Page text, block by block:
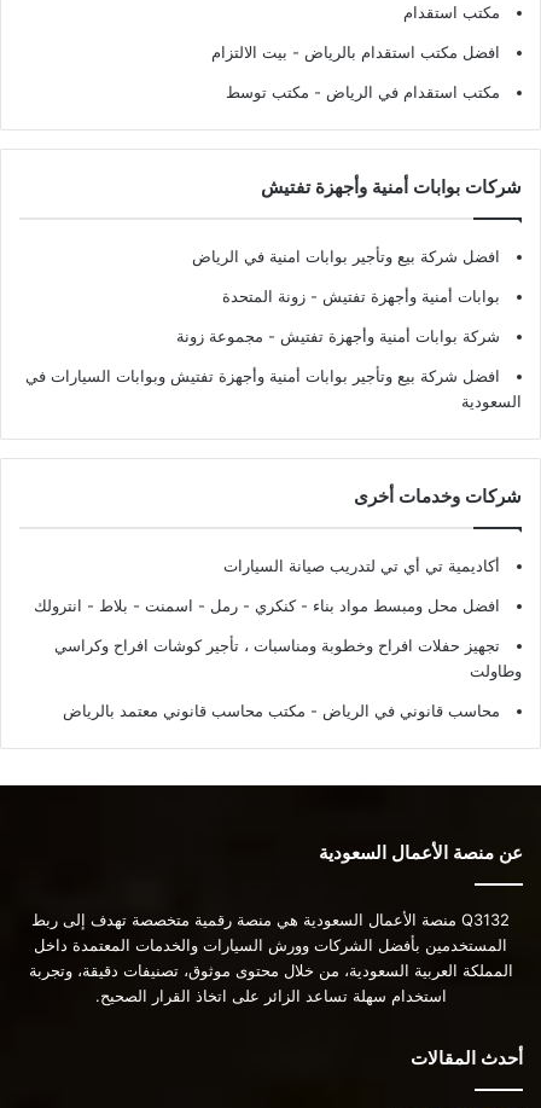
مكتب استقدام
افضل مكتب استقدام بالرياض - بيت الالتزام
مكتب استقدام في الرياض - مكتب توسط
شركات بوابات أمنية وأجهزة تفتيش
افضل شركة بيع وتأجير بوابات امنية في الرياض
بوابات أمنية وأجهزة تفتيش - زونة المتحدة
شركة بوابات أمنية وأجهزة تفتيش - مجموعة زونة
افضل شركة بيع وتأجير بوابات أمنية وأجهزة تفتيش وبوابات السيارات في
السعودية
شركات وخدمات أخرى
أكاديمية تي أي تي لتدريب صيانة السيارات
افضل محل ومبسط مواد بناء - كنكري - رمل - اسمنت - بلاط - انترولك
تجهيز حفلات افراح وخطوبة ومناسبات ، تأجير كوشات افراح وكراسي
وطاولت
محاسب قانوني في الرياض - مكتب محاسب قانوني معتمد بالرياض
عن منصة الأعمال السعودية
Q3132 منصة الأعمال السعودية هي منصة رقمية متخصصة تهدف إلى ربط
المستخدمين بأفضل الشركات وورش السيارات والخدمات المعتمدة داخل
المملكة العربية السعودية، من خلال محتوى موثوق، تصنيفات دقيقة، وتجربة
استخدام سهلة تساعد الزائر على اتخاذ القرار الصحيح.
أحدث المقالات